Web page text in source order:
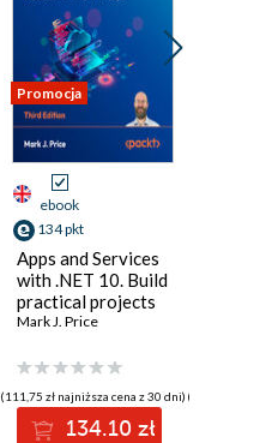
Promocja
ebook
134 pkt
Apps and Services
with .NET 10. Build
practical projects
with Avalonia,
GraphQL, and
other enterprise
technologies -
Third Edition
Mark J. Price
(111,75 zł najniższa cena z 30 dni)
134.10 zł
(111,75 zł